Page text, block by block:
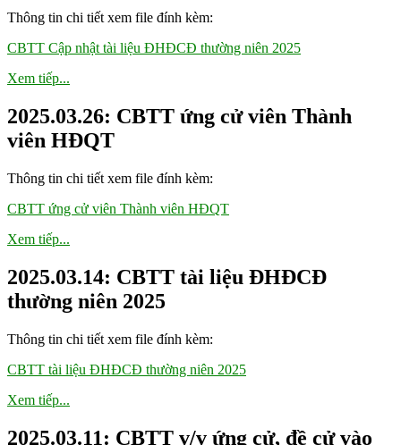
Thông tin chi tiết xem file đính kèm:
CBTT Cập nhật tài liệu ĐHĐCĐ thường niên 2025
Xem tiếp...
2025.03.26: CBTT ứng cử viên Thành
viên HĐQT
Thông tin chi tiết xem file đính kèm:
CBTT ứng cử viên Thành viên HĐQT
Xem tiếp...
2025.03.14: CBTT tài liệu ĐHĐCĐ
thường niên 2025
Thông tin chi tiết xem file đính kèm:
CBTT tài liệu ĐHĐCĐ thường niên 2025
Xem tiếp...
2025.03.11: CBTT v/v ứng cử, đề cử vào